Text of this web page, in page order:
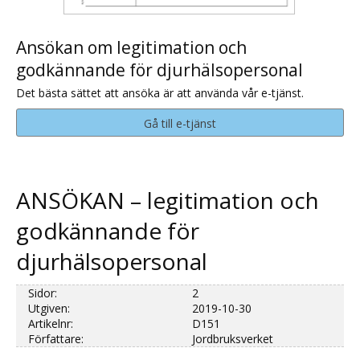
Ansökan om legitimation och
godkännande för djurhälsopersonal
Det bästa sättet att ansöka är att använda vår e-tjänst.
Gå till e-tjänst
ANSÖKAN – legitimation och
godkännande för
djurhälsopersonal
Sidor:
2
Utgiven:
2019-10-30
Artikelnr:
D151
Författare:
Jordbruksverket